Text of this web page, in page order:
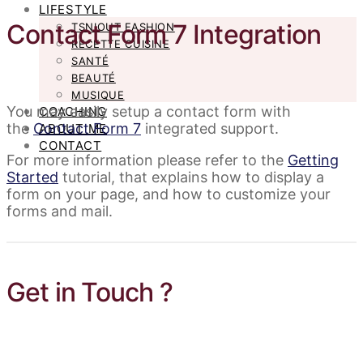
LIFESTYLE
TSNIOUT FASHION
RECETTE CUISINE
SANTÉ
BEAUTÉ
MUSIQUE
COACHING
ABOUT ME
CONTACT
Contact Form 7 Integration
You may easily setup a contact form with
the Contact Form 7 integrated support.
For more information please refer to the Getting
Started tutorial, that explains how to display a
form on your page, and how to customize your
forms and mail.
Get in Touch ?